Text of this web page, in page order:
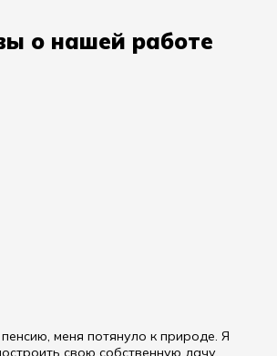
о нашей работе
меня потянуло к природе. Я
свою собственную дачу,